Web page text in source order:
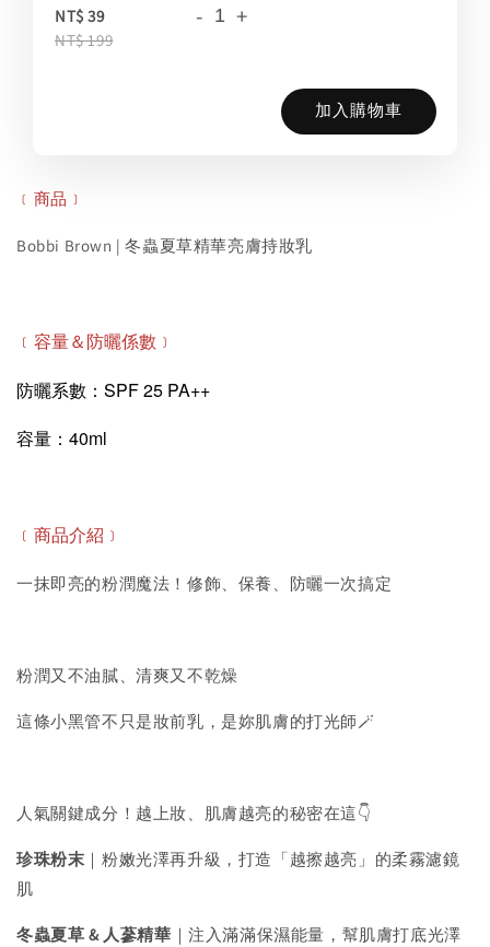
NT$ 39
NT$ 199
- +
加入購物車
﹝商品﹞
Bobbi Brown | 冬蟲夏草精華亮膚持妝乳
﹝容量＆防曬係數﹞
防曬系數：SPF 25 PA++
容量：40ml
﹝商品介紹﹞
一抹即亮的粉潤魔法！修飾、保養、防曬一次搞定
粉潤又不油膩、清爽又不乾燥
這條小黑管不只是妝前乳，是妳肌膚的打光師🪄
人氣關鍵成分！越上妝、肌膚越亮的秘密在這👇
珍珠粉末 ｜粉嫩光澤再升級，打造「越擦越亮」的柔霧濾鏡
肌
冬蟲夏草 & 人蔘精華 ｜注入滿滿保濕能量，幫肌膚打底光澤